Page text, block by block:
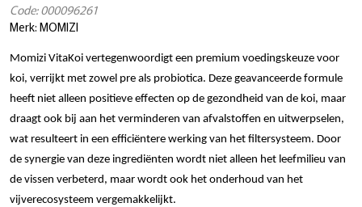
Code: 000096261
Merk: MOMIZI
Momizi VitaKoi vertegenwoordigt een premium voedingskeuze voor
koi, verrijkt met zowel pre als probiotica. Deze geavanceerde formule
heeft niet alleen positieve effecten op de gezondheid van de koi, maar
draagt ook bij aan het verminderen van afvalstoffen en uitwerpselen,
wat resulteert in een efficiëntere werking van het filtersysteem. Door
de synergie van deze ingrediënten wordt niet alleen het leefmilieu van
de vissen verbeterd, maar wordt ook het onderhoud van het
vijverecosysteem vergemakkelijkt.